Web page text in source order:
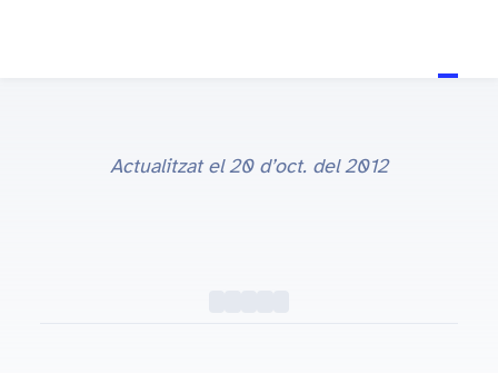
Actualitzat el20 d’oct. del 2012